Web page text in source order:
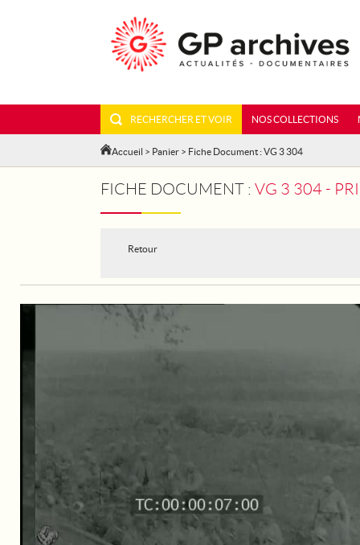
RECHERCHER ET VOIR NOS COLLECTIONS
Accueil > Panier > Fiche Document : VG 3 304
FICHE DOCUMENT : VG 3 304 -
Retour